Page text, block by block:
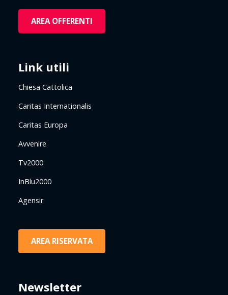
AREA OFFERENTI
Link utili
Chiesa Cattolica
Caritas Internationalis
Caritas Europa
Avvenire
Tv2000
InBlu2000
Agensir
AREA RISERVATA
Newsletter